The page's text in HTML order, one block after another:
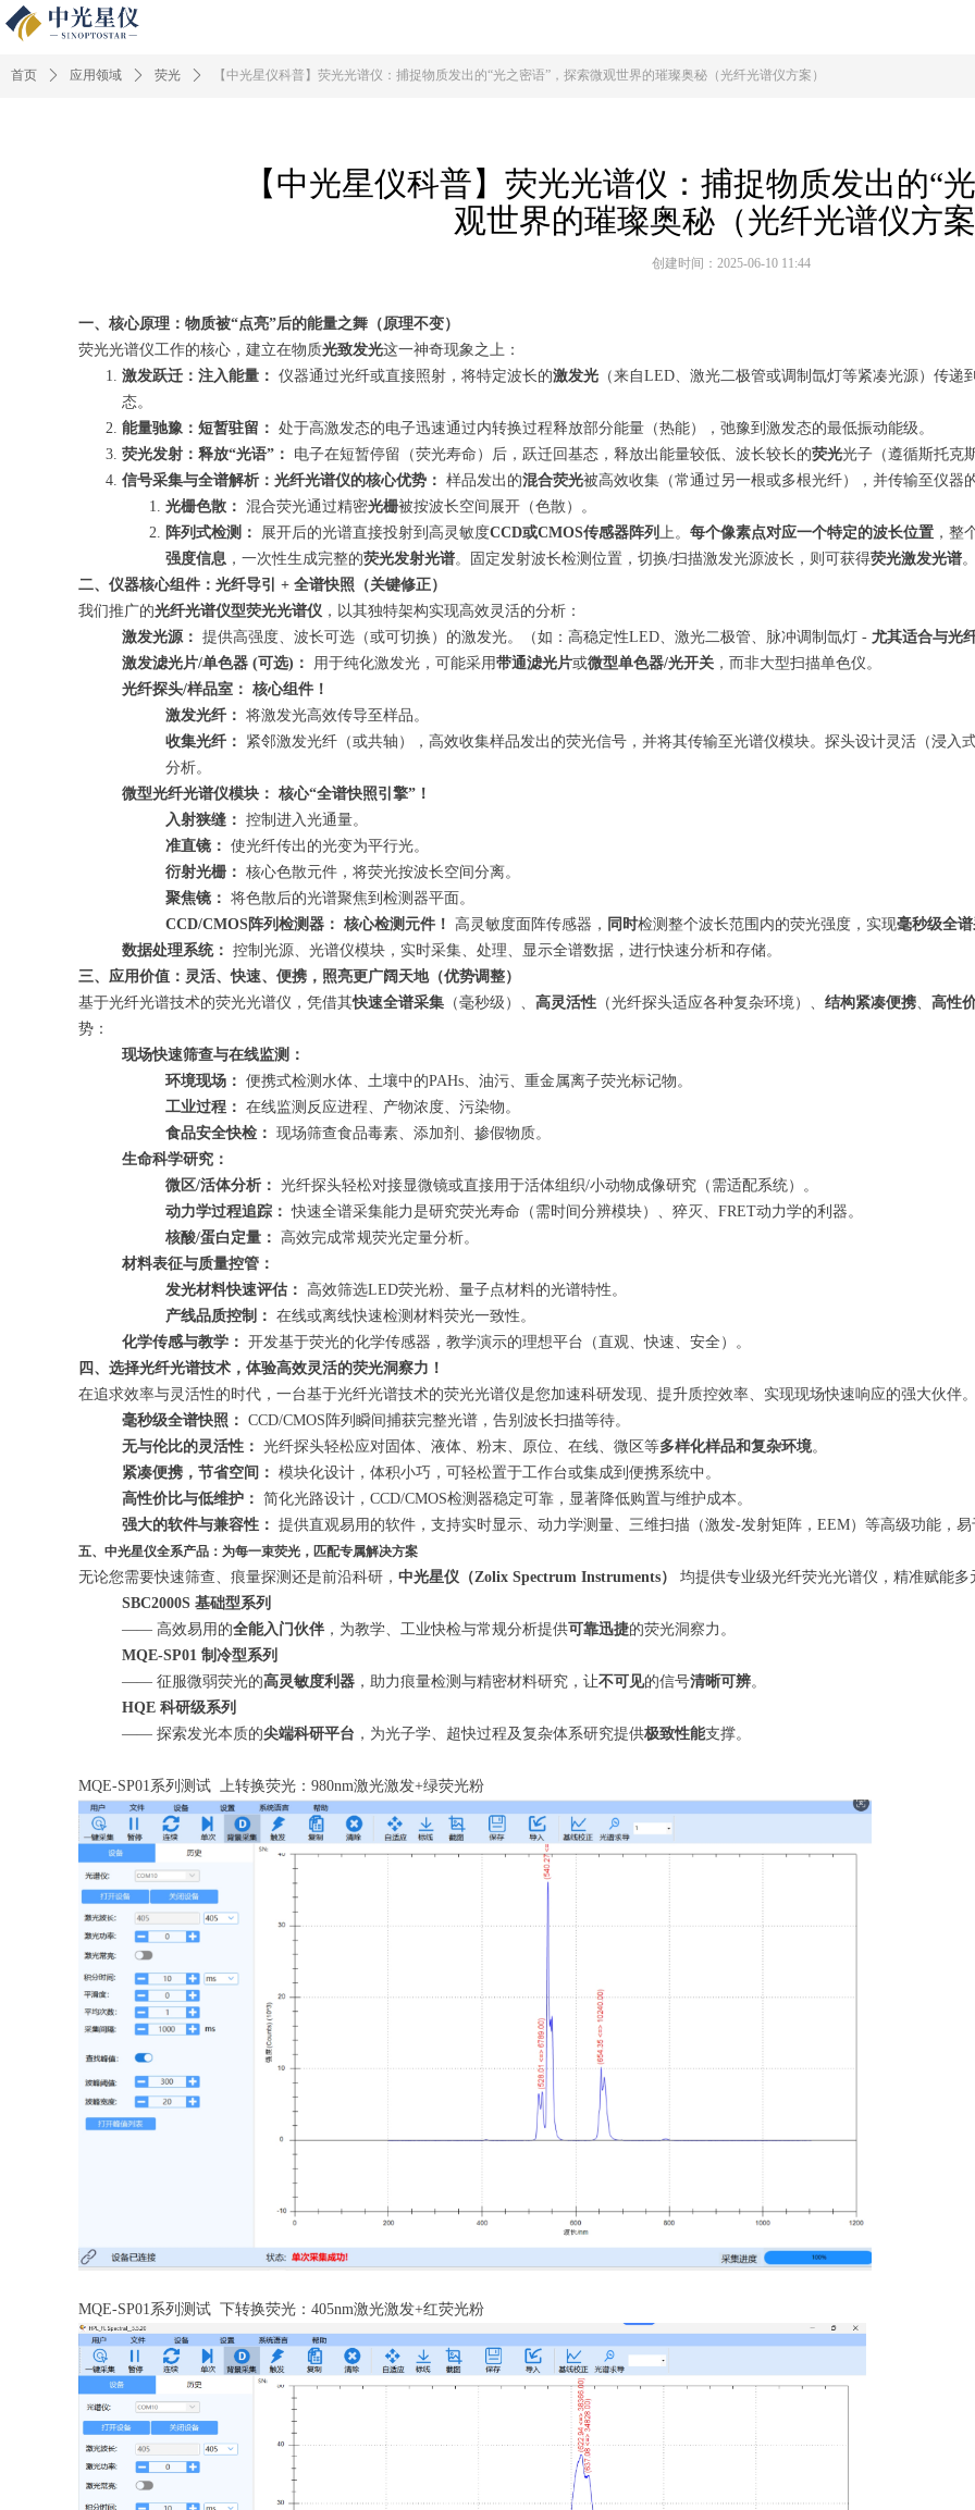
【中光星仪科普】荧光光谱仪：捕捉物质发出的“
观世界的璀璨奥秘（光纤光谱仪方案
一、核心原理：物质被“点亮”后的能量之舞（原理不变）
荧光光谱仪工作的核心，建立在物质光致发光这一神奇现象之上：
激发跃迁：注入能量： 仪器通过光纤或直接照射，将特定波长的激发光 （来自LED、激光二极管或调制氙灯等紧凑光源）传
态。
能量驰豫：短暂驻留： 处于高激发态的电子迅速通过内转换过程释放部分能量（热能），弛豫到激发态的最低振动能级。
荧光发射：释放“光语”：
电子在短暂停留（荧光寿命）后，跃迁回基态，释放出能量较低、波长较长的荧光光子（遵循斯托克
信号采集与全谱解析：光纤光谱仪的核心优势： 样品发出的混合荧光被高效收集（常通过另一根或多根光纤），并传输至仪
光栅色散： 混合荧光通过精密光栅被按波长空间展开（色散）。
阵列式检测：
展开后的光谱直接投射到高灵敏度CCD或CMOS传感器阵列 上。 每个像素点对应一个特定的波长位置 ，整
强度信息 ，一次性生成完整的荧光发射光谱。固定发射波长检测位置，切换/扫描激发光源波长，则可获得荧光激发光谱。
二、仪器核心组件：光纤导引 + 全谱快照（关键修正）
我们推广的光纤光谱仪型荧光光谱仪 ，以其独特架构实现高效灵活的分析：
激发光源： 提供高强度、波长可选（或可切换）的激发光。（如：高稳定性LED、激光二极管、脉冲调制氙灯 - 尤其适合与光
激发滤光片/单色器 (可选)：
用于纯化激发光，可能采用带通滤光片或微型单色器/光开关 ，而非大型扫描单色仪。
光纤探头/样品室： 核心组件！
激发光纤： 将激发光高效传导至样品。
收集光纤：
紧邻激发光纤（或共轴），高效收集样品发出的荧光信号，并将其传输至光谱仪模块。探头设计灵活（浸入
分析。
微型光纤光谱仪模块： 核心“全谱快照引擎”！
入射狭缝： 控制进入光通量。
准直镜： 使光纤传出的光变为平行光。
衍射光栅： 核心色散元件，将荧光按波长空间分离。
聚焦镜： 将色散后的光谱聚焦到检测器平面。
CCD/CMOS阵列检测器： 核心检测元件！ 高灵敏度面阵传感器， 同时检测整个波长范围内的荧光强度，实现毫秒级全
数据处理系统： 控制光源、光谱仪模块，实时采集、处理、显示全谱数据，进行快速分析和存储。
三、应用价值：灵活、快速、便携，照亮更广阔天地（优势调整）
基于光纤光谱技术的荧光光谱仪，凭借其快速全谱采集 （毫秒级）、 高灵活性 （光纤探头适应各种复杂环境）、 结构紧凑便携、 高性
势：
现场快速筛查与在线监测：
环境现场： 便携式检测水体、土壤中的PAHs、油污、重金属离子荧光标记物。
工业过程： 在线监测反应进程、产物浓度、污染物。
食品安全快检： 现场筛查食品毒素、添加剂、掺假物质。
生命科学研究：
微区/活体分析： 光纤探头轻松对接显微镜或直接用于活体组织/小动物成像研究（需适配系统）。
动力学过程追踪： 快速全谱采集能力是研究荧光寿命（需时间分辨模块）、猝灭、FRET动力学的利器。
核酸/蛋白定量：
高效完成常规荧光定量分析。
材料表征与质量控管：
发光材料快速评估：
高效筛选LED荧光粉、量子点材料的光谱特性。
产线品质控制： 在线或离线快速检测材料荧光一致性。
化学传感与教学： 开发基于荧光的化学传感器，教学演示的理想平台（直观、快速、安全）。
四、选择光纤光谱技术，体验高效灵活的荧光洞察力！
在追求效率与灵活性的时代，一台基于光纤光谱技术的荧光光谱仪是您加速科研发现、提升质控效率、实现现场快速响应的强大伙伴
毫秒级全谱快照： CCD/CMOS阵列瞬间捕获完整光谱，告别波长扫描等待。
无与伦比的灵活性： 光纤探头轻松应对固体、液体、粉末、原位、在线、微区等多样化样品和复杂环境。
紧凑便携，节省空间： 模块化设计，体积小巧，可轻松置于工作台或集成到便携系统中。
高性价比与低维护： 简化光路设计，CCD/CMOS检测器稳定可靠，显著降低购置与维护成本。
强大的软件与兼容性： 提供直观易用的软件，支持实时显示、动力学测量、三维扫描（激发-发射矩阵，EEM）等高级功能，易
五、中光星仪全系产品：为每一束荧光，匹配专属解决方案
无论您需要快速筛查、痕量探测还是前沿科研， 中光星仪（Zolix Spectrum Instruments）
均提供专业级光纤荧光光谱仪，精准赋能多
SBC2000S 基础型系列
—— 高效易用的全能入门伙伴 ，为教学、工业快检与常规分析提供可靠迅捷的荧光洞察力。
MQE-SP01 制冷型系列
—— 征服微弱荧光的高灵敏度利器 ，助力痕量检测与精密材料研究，让不可见的信号清晰可辨。
HQE 科研级系列
—— 探索发光本质的尖端科研平台 ，为光子学、超快过程及复杂体系研究提供极致性能支撑。
MQE-SP01系列测试 上转换荧光：980nm激光激发+绿荧光粉
MQE-SP01系列测试 下转换荧光：405nm激光激发+红荧光粉
创建时间： 2025-06-10 11:44
首页 ꄲ 应用领域 ꄲ 荧光 ꄲ 【中光星仪科普】荧光光谱仪：捕捉物质发出的“光之密语”，探索微观世界的璀璨奥秘（光纤光谱仪方案）